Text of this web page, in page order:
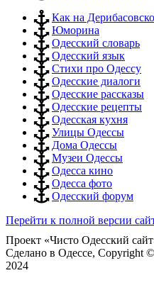
Как на
Юморина
Одесский словарь
Одесский язык
Стихи про Одессу
Одесские диалоги
Одесские рассказы
Одесские рецепты
Одесская кухня
Улицы Одессы
Дома Одессы
Музеи Одессы
Одесса кино
Одесса фото
Одесский форум
Перейти к полной версии
Проект «Чисто Одесский
Сделано в Одессе, Copyright
2024